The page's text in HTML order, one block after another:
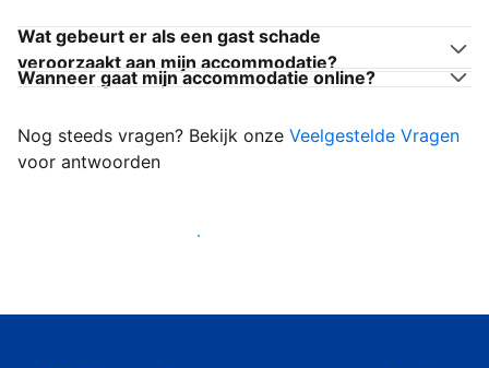
Wat gebeurt er als een gast schade
veroorzaakt aan mijn accommodatie?
Wanneer gaat mijn accommodatie online?
Nog steeds vragen? Bekijk onze Veelgestelde Vragen
voor antwoorden
Begin met het verwelkomen van gasten